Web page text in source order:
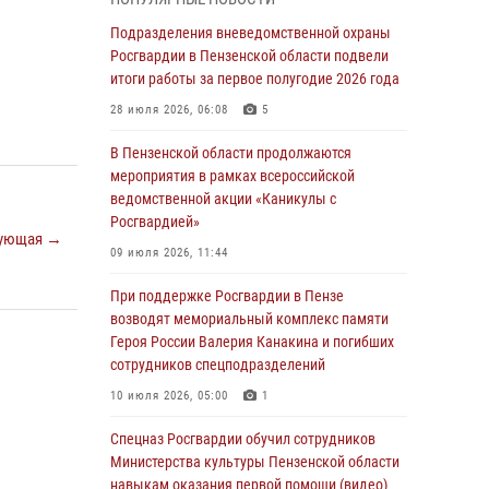
→
с вооружением и техникой Росгвардии
05 августа 2026, 06:15 6
В Пензе сотрудники Росгвардии оказали
помощь дезориентированному пенсионеру
В Пензе при силовой поддержке Росгвардии
пресечена деятельность ОПГ,
маскировавшейся под реабилитационный
центр (видео)
В Управлении Росгвардии по Пензенской
области подвели итоги работы за первое
полугодие 2026 года
04 августа 2026, 06:08
Росгвардия обеспечила безопасность
праздничных мероприятий в День ВДВ в
Подразделения вневедомственной охраны
Росгвардии в Пензенской области подвели
итоги работы за первое полугодие 2026 года
28 июля 2026, 06:08 5
В Пензенской области продолжаются
мероприятия в рамках всероссийской
ведомственной акции «Каникулы с
Росгвардией»
09 июля 2026, 11:44
При поддержке Росгвардии в Пензе
возводят мемориальный комплекс памяти
Героя России Валерия Канакина и погибших
сотрудников спецподразделений
10 июля 2026, 05:00 1
Спецназ Росгвардии обучил сотрудников
Министерства культуры Пензенской области
навыкам оказания первой помощи (видео)